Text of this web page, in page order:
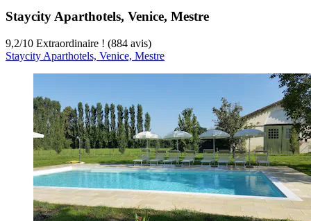
Staycity Aparthotels, Venice, Mestre
9,2/10 Extraordinaire ! (884 avis)
Staycity Aparthotels, Venice, Mestre